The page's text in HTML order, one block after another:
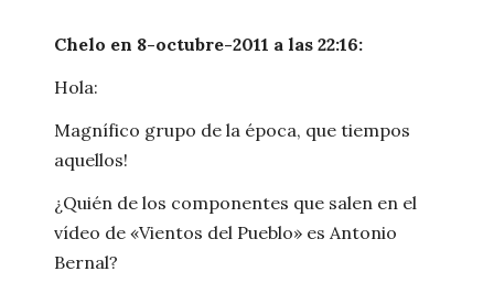
Chelo en 8-octubre-2011 a las 22:16:
Hola:
Magnífico grupo de la época, que tiempos
aquellos!
¿Quién de los componentes que salen en el
vídeo de «Vientos del Pueblo» es Antonio
Bernal?